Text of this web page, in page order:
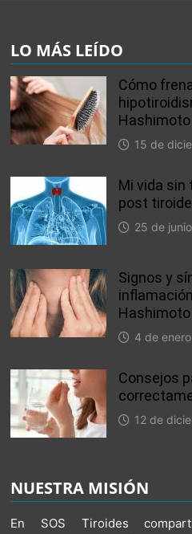
LO MÁS LEÍDO
Cómo
Hashimoto
15 de
Mi vida sin
post
25 de
Signos y
Hashimoto
4 de
Consejos
12 de
NUESTRA MISIÓN
En SOS Tiroides